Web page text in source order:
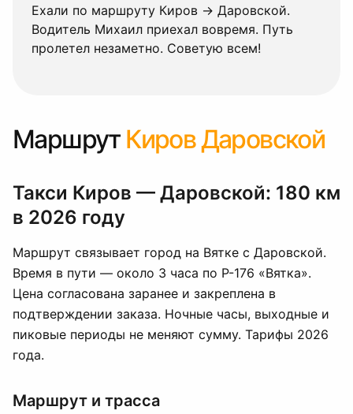
Ехали по маршруту Киров → Даровской.
Водитель Михаил приехал вовремя. Путь
пролетел незаметно. Советую всем!
Маршрут Киров Даровской
Такси Киров — Даровской: 180 км
в 2026 году
Маршрут связывает город на Вятке с Даровской.
Время в пути — около 3 часа по Р-176 «Вятка».
Цена согласована заранее и закреплена в
подтверждении заказа. Ночные часы, выходные и
пиковые периоды не меняют сумму. Тарифы 2026
года.
Маршрут и трасса